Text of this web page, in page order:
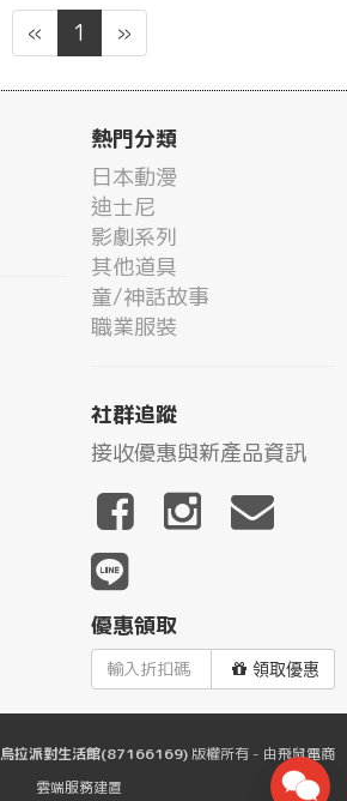
« 1 »
熱門分類
日本動漫
迪士尼
影劇系列
其他道具
童/神話故事
職業服裝
社群追蹤
接收優惠與新產品資訊
優惠領取
領取優惠
烏拉派對生活館(87166169)版權所有 - 由飛鼠電商
雲端服務建置